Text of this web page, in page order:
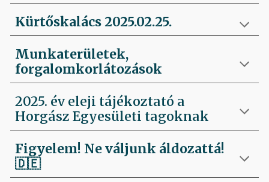
Kürtőskalács 2025.02.25.
Munkaterületek,
forgalomkorlátozások
2025. év eleji tájékoztató a
Horgász Egyesületi tagoknak
Figyelem! Ne váljunk áldozattá!
🇩🇪